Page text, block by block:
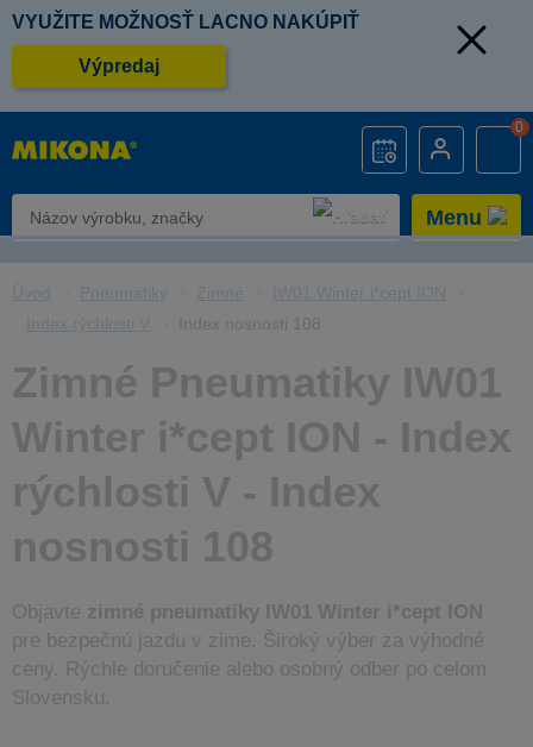
VYUŽITE MOŽNOSŤ LACNO NAKÚPIŤ
Výpredaj
0
Menu
Úvod Pneumatiky Zimné
IW01 Winter i*cept ION
Index rýchlosti V
Index nosnosti 108
Zimné Pneumatiky IW01
Winter i*cept ION - Index
rýchlosti V - Index
nosnosti 108
Objavte zimné pneumatiky IW01 Winter i*cept ION
pre bezpečnú jazdu v zime. Široký výber za výhodné
ceny. Rýchle doručenie alebo osobný odber po celom
Slovensku.